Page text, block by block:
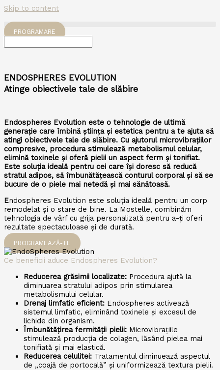
Skip to content
PROGRAMARE
ENDOSPHERES EVOLUTION
Atinge obiectivele tale de slăbire
Endospheres Evolution este o tehnologie de ultimă
generație care îmbină știința și estetica pentru a te ajuta să
atingi obiectivele tale de slăbire. Cu ajutorul microvibrațiilor
compresive, procedura stimulează metabolismul celular,
elimină toxinele și oferă pielii un aspect ferm și tonifiat.
Este soluția ideală pentru cei care își doresc să reducă
stratul adipos, să îmbunătățească conturul corporal și să se
bucure de o piele mai netedă și mai sănătoasă.
Endospheres Evolution este soluția ideală pentru un corp
remodelat și o stare de bine. La Mostelle, combinăm
tehnologia de vârf cu grija personalizată pentru a-ți oferi
rezultate spectaculoase și de durată.
PROGRAMEAZĂ-TE
Ce beneficii aduce Endospheres Evolution?
Reducerea grăsimii localizate: Procedura ajută la
diminuarea stratului adipos prin stimularea
metabolismului celular.
Drenaj limfatic eficient: Endospheres activează
sistemul limfatic, eliminând toxinele și excesul de
lichide din organism.
Îmbunătățirea fermității pielii: Microvibrațiile
stimulează producția de colagen, lăsând pielea mai
tonifiată și mai elastică.
Reducerea celulitei: Tratamentul diminuează aspectul
de „coajă de portocală” și uniformizează textura pielii.